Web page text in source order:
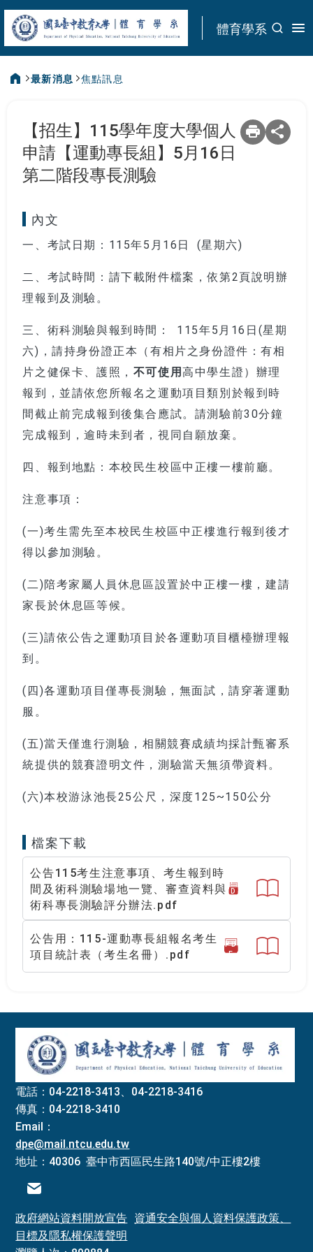
:::
體育學系
最新消息 焦點訊息
【招生】115學年度大學個人
申請【運動專長組】5月16日
第二階段專長測驗
內文
一、考試日期：115年5月16日 (星期六)
二、考試時間：請下載附件檔案，依第2頁說明辦
理報到及測驗。
三、術科測驗與報到時間： 115年5月16日(星期
六)，請持身份證正本（有相片之身份證件：有相
片之健保卡、護照， 不可使用高中學生證）辦理
報到，並請依您所報名之運動項目類別於報到時
間截止前完成報到後集合應試。請測驗前30分鐘
完成報到，逾時未到者，視同自願放棄。
四、報到地點：本校民生校區中正樓一樓前廳。
注意事項：
(一)考生需先至本校民生校區中正樓進行報到後才
得以參加測驗。
(二)陪考家屬人員休息區設置於中正樓一樓，建請
家長於休息區等候。
(三)請依公告之運動項目於各運動項目櫃檯辦理報
到。
(四)各運動項目僅專長測驗，無面試，請穿著運動
服。
(五)當天僅進行測驗，相關競賽成績均採計甄審系
統提供的競賽證明文件，測驗當天無須帶資料。
(六)本校游泳池長25公尺，深度125~150公分
檔案下載
公告115考生注意事項、考生報到時
間及術科測驗場地一覽、審查資料與
術科專長測驗評分辦法.pdf
P
D
公告用：115-運動專長組報名考生
項目統計表（考生名冊）.pdf
PD
F
電話：04-2218-3413、04-2218-3416
傳真：04-2218-3410
Email：
dpe@mail.ntcu.edu.tw
地址：40306 臺中市西區民生路140號/中正樓2樓
電子信箱
政府網站資料開放宣告
資通安全與個人資料保護政策、
目標及隱私權保護聲明